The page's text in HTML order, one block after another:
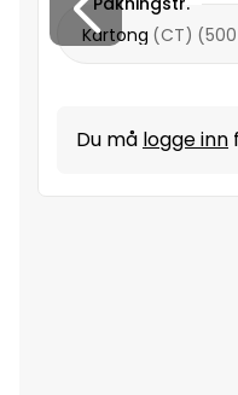
Kartong (CT) (
Du må logge inn